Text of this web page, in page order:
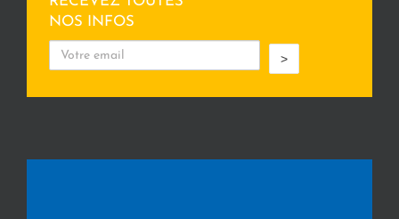
NOS INFOS
>